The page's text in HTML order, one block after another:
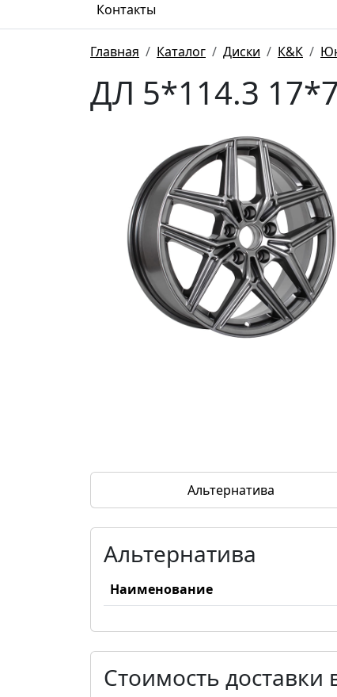
Контакты
Главная Каталог Диски К&К
ДЛ 5*114.3
Альтернатива
Альтернатива
Наименование
Стоимость доставки